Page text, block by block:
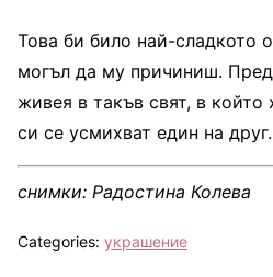
Това би било най-сладкото
могъл да му причиниш.
живея в такъв свят, в който
си се усмихват един на друг.
снимки: Радостина Колева
Categories: украшение